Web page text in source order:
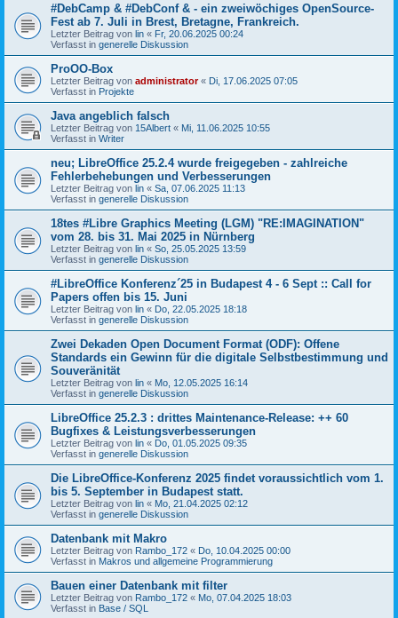
#DebCamp & #DebConf & - ein zweiwöchiges OpenSource-
Fest ab 7. Juli in Brest, Bretagne, Frankreich.
Letzter Beitrag von lin « Fr, 20.06.2025 00:24
Verfasst in generelle Diskussion
ProOO-Box
Letzter Beitrag von administrator« Di, 17.06.2025 07:05
Verfasst in Projekte
Java angeblich falsch
Letzter Beitrag von 15Albert « Mi, 11.06.2025 10:55
Verfasst in Writer
neu; LibreOffice 25.2.4 wurde freigegeben - zahlreiche
Fehlerbehebungen und Verbesserungen
Letzter Beitrag von lin « Sa, 07.06.2025 11:13
Verfasst in generelle Diskussion
18tes #Libre Graphics Meeting (LGM) "RE:IMAGINATION"
vom 28. bis 31. Mai 2025 in Nürnberg
Letzter Beitrag von lin « So, 25.05.2025 13:59
Verfasst in generelle Diskussion
#LibreOffice Konferenz´25 in Budapest 4 - 6 Sept :: Call for
Papers offen bis 15. Juni
Letzter Beitrag von lin « Do, 22.05.2025 18:18
Verfasst in generelle Diskussion
Zwei Dekaden Open Document Format (ODF): Offene
Standards ein Gewinn für die digitale Selbstbestimmung und
Souveränität
Letzter Beitrag von lin « Mo, 12.05.2025 16:14
Verfasst in generelle Diskussion
LibreOffice 25.2.3 : drittes Maintenance-Release: ++ 60
Bugfixes & Leistungsverbesserungen
Letzter Beitrag von lin « Do, 01.05.2025 09:35
Verfasst in generelle Diskussion
Die LibreOffice-Konferenz 2025 findet voraussichtlich vom 1.
bis 5. September in Budapest statt.
Letzter Beitrag von lin « Mo, 21.04.2025 02:12
Verfasst in generelle Diskussion
Datenbank mit Makro
Letzter Beitrag von Rambo_172 « Do, 10.04.2025 00:00
Verfasst in Makros und allgemeine Programmierung
Bauen einer Datenbank mit filter
Letzter Beitrag von Rambo_172 « Mo, 07.04.2025 18:03
Verfasst in Base / SQL